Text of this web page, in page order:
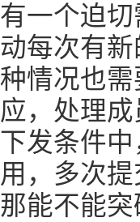
有一个迫
动每次有
种情况也
应，处理
下发条件
用，多次
那能不能